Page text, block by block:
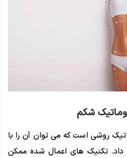
شکم
روشی است که می توان آن را با
داد. تکنیک های اعمال شده ممکن